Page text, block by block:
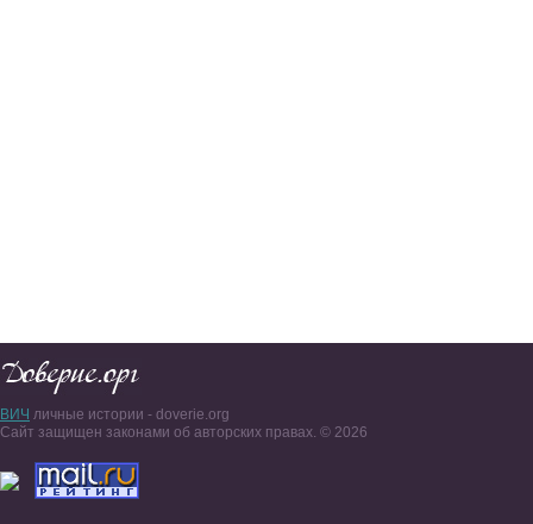
ВИЧ личные истории - doverie.org
Сайт защищен законами об авторских правах. © 2026